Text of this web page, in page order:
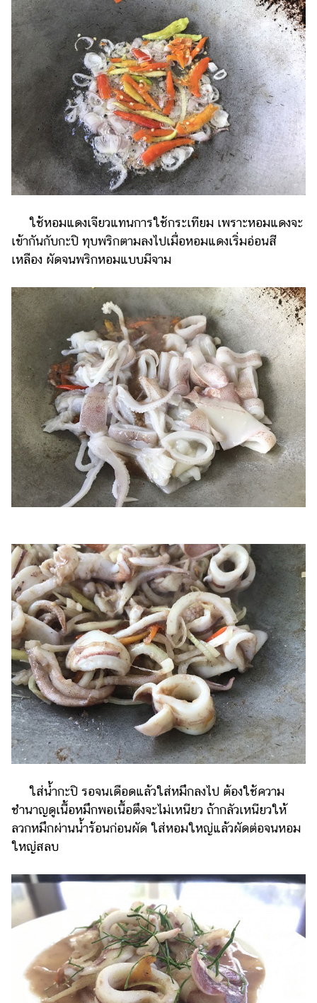
ใช้หอมแดงเจียวแทนการใช้กระเทียม เพราะหอมแดงจะ
เข้ากันกับกะปิ ทุบพริกตามลงไปเมื่อหอมแดงเริ่มอ่อนสี
เหลือง ผัดจนพริกหอมแบบมีจาม
ใส่น้ำกะปิ รอจนเดือดแล้วใส่หมึกลงไป ต้องใช้ความ
ชำนาญดูเนื้อหมึกพอเนื้อตึงจะไม่เหนียว ถ้ากลัวเหนียวให้
ลวกหมึกผ่านน้ำร้อนก่อนผัด ใส่หอมใหญ่แล้วผัดต่อจนหอม
ใหญ่สลบ